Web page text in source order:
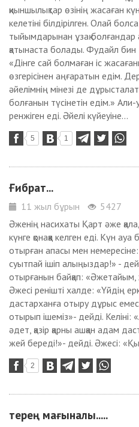
қиыншылықтар өзінің жасаған
келетіні білдірілген. Олай
тыйымдарынан ұзақ болғандар
қатынаста болады. Фудайл
«Дінге сай болмаған іс
өзгерісінен аңғаратын едім.
әйелімнің мінезі де
болғанын түсінетін едім.»
ренжіген еді. Әйелі күйеуіне...
5 1
Ғибрат...
11 жыл бұрын
5427
Әженің насихаты Қарт әже
күнге қонаққа келген еді. Күн
отырған апасы мен
суытпай ішіп алыңыздар!» -
отырғанын байқап: «Әжетайым,
Әжесі ренішті халде: «Үйдің
дастарханға отыру дұрыс емес.
отырып ішеміз»- дейді. Келіні:
әдет, қазір қарны ашқан адам
жей береді!»- дейді. Әжесі:
2
терең мағыналы.....